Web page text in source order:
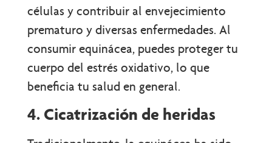
células y contribuir al envejecimiento
prematuro y diversas enfermedades. Al
consumir equinácea, puedes proteger tu
cuerpo del estrés oxidativo, lo que
beneficia tu salud en general.
4. Cicatrización de heridas